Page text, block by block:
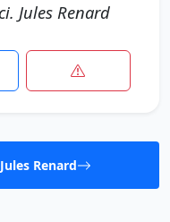
Jules Renard
Renard